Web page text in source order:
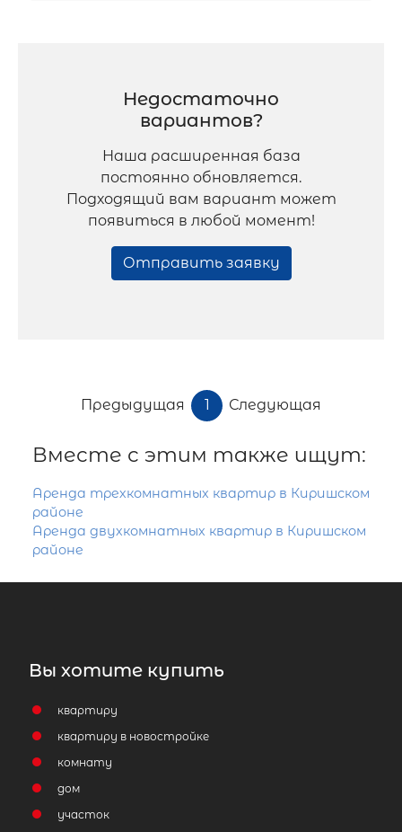
Недостаточно
вариантов?
Наша расширенная база
постоянно обновляется.
Подходящий вам вариант может
появиться в любой момент!
Отправить заявку
Предыдущая 1 Следующая
Вместе с этим также ищут:
Аренда трехкомнатных квартир в Киришском
районе
Аренда двухкомнатных квартир в Киришском
районе
Вы хотите купить
квартиру
квартиру в новостройке
комнату
дом
участок